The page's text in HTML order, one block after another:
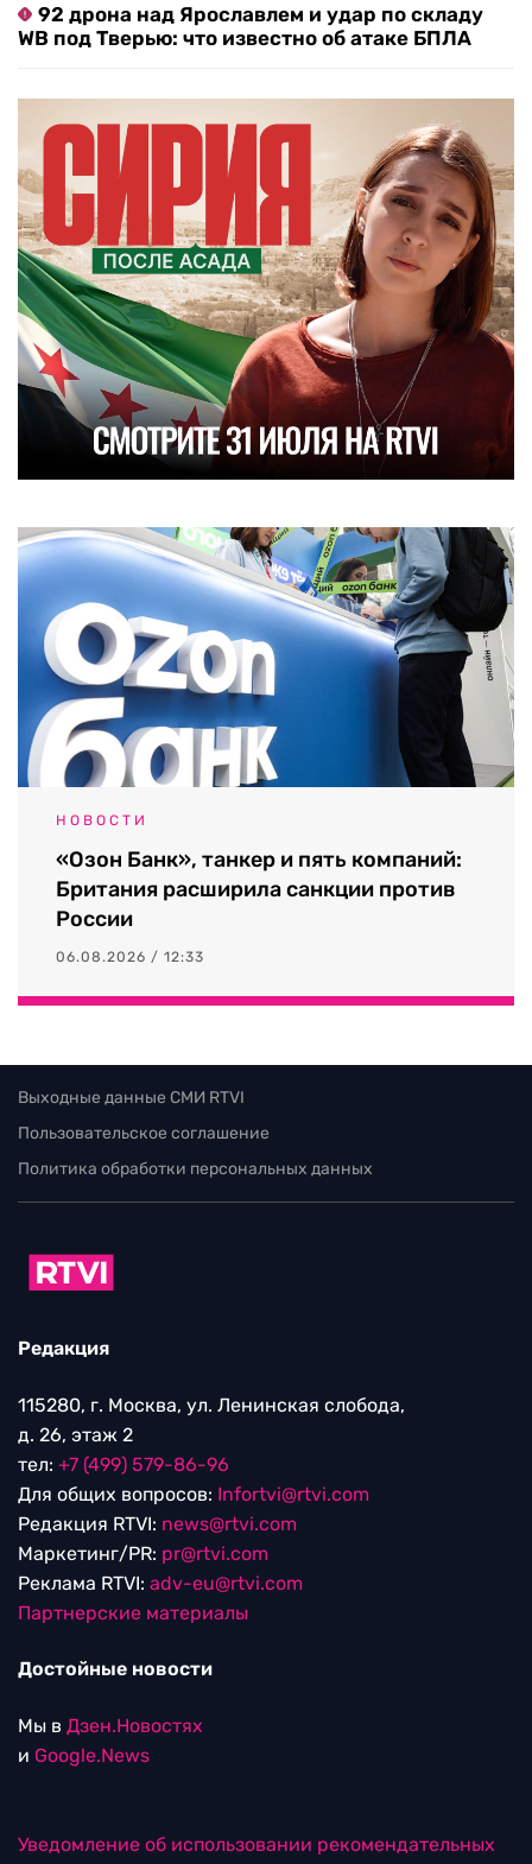
92 дрона над Ярославлем и удар по складу
WB под Тверью: что известно об атаке БПЛА
НОВОСТИ
«Озон Банк», танкер и пять компаний:
Британия расширила санкции против
России
06.08.2026 / 12:33
Выходные данные СМИ RTVI
Пользовательское соглашение
Политика обработки персональных данных
Редакция
115280, г. Москва, ул. Ленинская слобода,
д. 26, этаж 2
тел: +7 (499) 579-86-96
Для общих вопросов: Infortvi@rtvi.com
Редакция RTVI: news@rtvi.com
Маркетинг/PR: pr@rtvi.com
Реклама RTVI: adv-eu@rtvi.com
Партнерские материалы
Достойные новости
Мы в Дзен.Новостях
и Google.News
Уведомление об использовании рекомендательных